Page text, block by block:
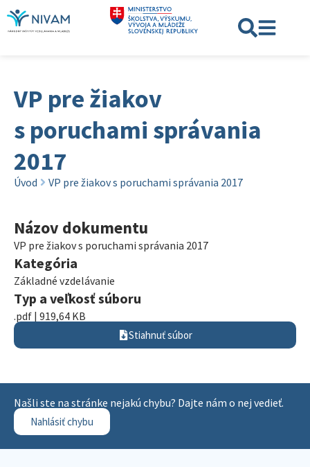
VP pre žiakov
s poruchami správania
2017
Úvod VP pre žiakov s poruchami správania 2017
Názov dokumentu
VP pre žiakov s poruchami správania 2017
Kategória
Základné vzdelávanie
Typ a veľkosť súboru
.pdf | 919,64 KB
Stiahnuť súbor
Našli ste na stránke nejakú chybu? Dajte nám o nej vedieť.
Nahlásiť chybu